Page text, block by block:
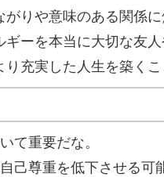
がりや意味のある関係
ギーを本当に大切な友
り充実した人生を築くこ
て重要だな。
己尊重を低下させる可